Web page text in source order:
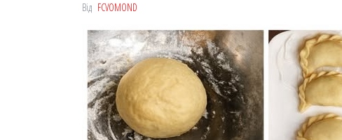
Від FCVOMOND